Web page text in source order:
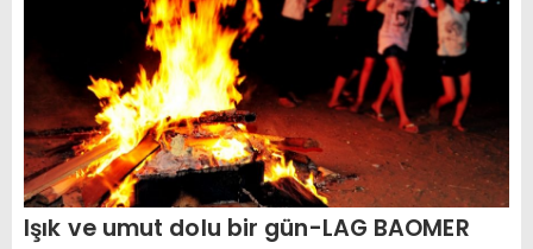
Işık ve umut dolu bir gün-LAG BAOMER